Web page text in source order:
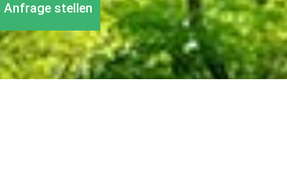
Anfrage stellen